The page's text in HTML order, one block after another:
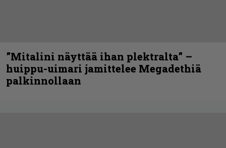
”Mitalini näyttää ihan plektralta” –
huippu-uimari jamittelee Megadethiä
palkinnollaan